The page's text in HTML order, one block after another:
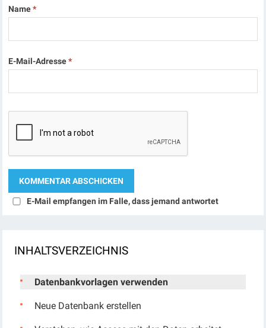
Name*
E-Mail-Adresse*
E-Mail empfangen im Falle, dass jemand antwortet
INHALTSVERZEICHNIS
Datenbankvorlagen verwenden
Neue Datenbank erstellen